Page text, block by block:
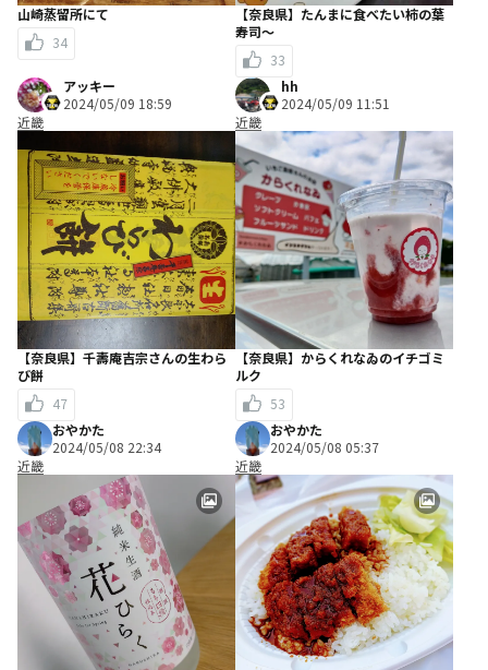
山崎蒸留所にて
34
【奈良県】たんまに食べたい柿の葉
寿司～
33
アッキー
2024/05/09 18:59
近畿
【奈良県】千壽庵吉宗さんの生わら
び餅
47
hh
2024/05/09 11:51
近畿
【奈良県】からくれなゐのイチゴミ
ルク
53
おやかた
2024/05/08 22:34
近畿
おやかた
2024/05/08 05:37
近畿